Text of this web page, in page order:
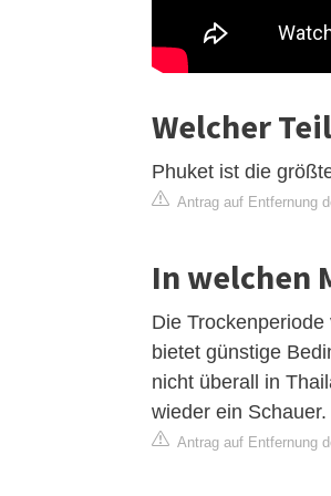
Welcher
Phuket ist die
Antrag auf Entfernung
In welchen
Die
bietet günstige
nicht überall in
wieder ein Schauer.
Antrag auf Entfernung